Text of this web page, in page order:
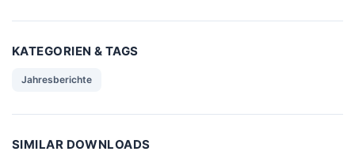
KATEGORIEN & TAGS
Jahresberichte
SIMILAR DOWNLOADS